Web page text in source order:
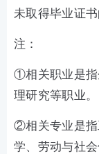
未取得毕业证书
注：
①相关职业是指
理研究等职业。
②相关专业是指
学、劳动与社